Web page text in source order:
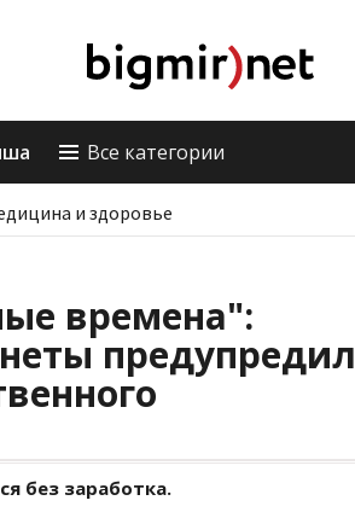
Все категории
и здоровье
времена":
предупредил
без заработка.